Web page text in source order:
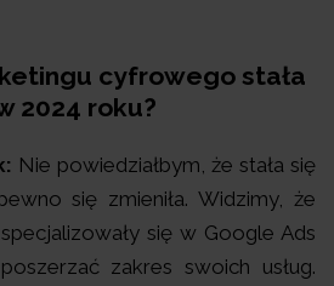
cyfrowego stała
2024 roku?
Nie powiedziałbym, że stała się
się zmieniła. Widzimy, że
się w Google Ads
zakres swoich usług.